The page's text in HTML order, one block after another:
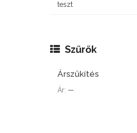
teszt
Szűrők
Árszűkítés
Ár: —